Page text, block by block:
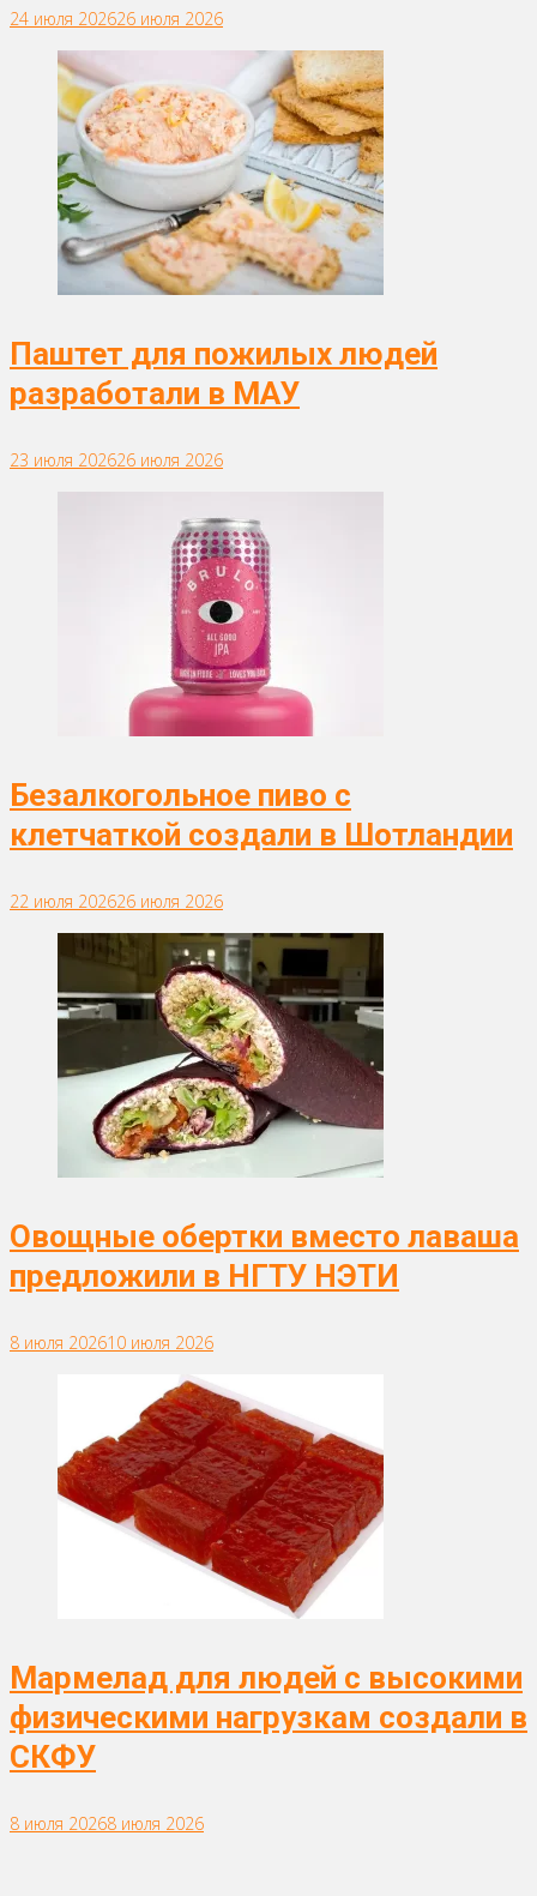
24 июля 202626 июля 2026
Паштет для пожилых людей
разработали в МАУ
23 июля 202626 июля 2026
Безалкогольное пиво с
клетчаткой создали в Шотландии
22 июля 202626 июля 2026
Овощные обертки вместо лаваша
предложили в НГТУ НЭТИ
8 июля 202610 июля 2026
Мармелад для людей с высокими
физическими нагрузкам создали в
СКФУ
8 июля 20268 июля 2026